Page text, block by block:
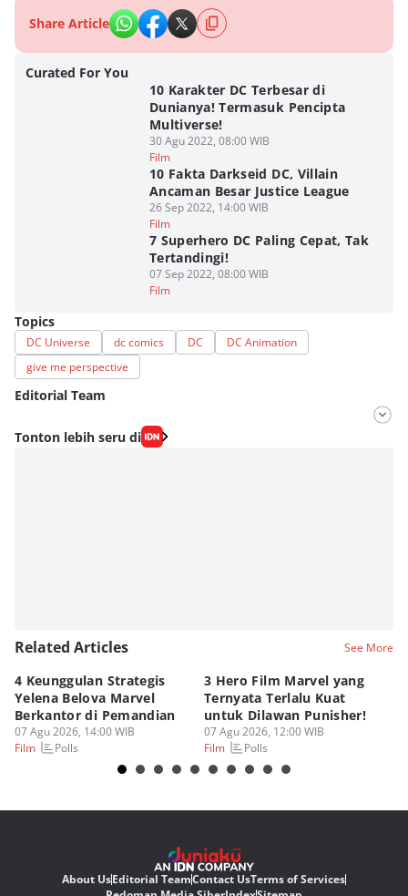
Share Article
Curated For You
10 Karakter DC Terbesar di
Dunianya! Termasuk Pencipta
Multiverse!
30 Agu 2022, 08:00 WIB
Film
10 Fakta Darkseid DC, Villain
Ancaman Besar Justice League
26 Sep 2022, 14:00 WIB
Film
7 Superhero DC Paling Cepat, Tak
Tertandingi!
07 Sep 2022, 08:00 WIB
Film
Topics
DC Universe dc comics DC
DC Animation
give me perspective
Editorial Team
Editor
Nadia Agatha Pramesthi
Tonton lebih seru di
Related Articles See More
4 Keunggulan Strategis
Yelena Belova Marvel
Berkantor di Pemandian
07 Agu 2026, 14:00 WIB
Film
Polls
3 Hero Film Marvel yang
Ternyata Terlalu Kuat
untuk Dilawan Punisher!
07 Agu 2026, 12:00 WIB
Film
Polls
About UsEditorial TeamContact UsTerms of Services